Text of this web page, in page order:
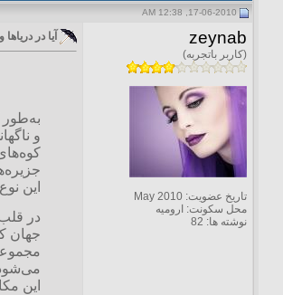
17-06-2010, 12:38 AM
zeynab
(کاربر باتجربه)
تاریخ عضویت: May 2010
محل سکونت: اروميه
نوشته ها: 82
آیا در
به‌طور
و
این
در
این